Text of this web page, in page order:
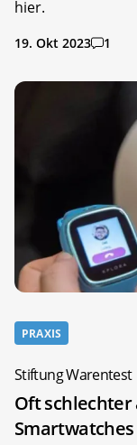
hier.
19. Okt 2023 1
PRAXIS
Stiftung Warentest
Oft schlechter